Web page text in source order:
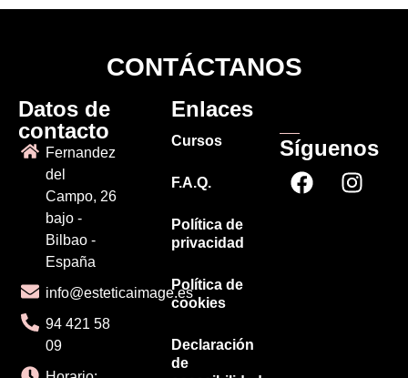
CONTÁCTANOS
Datos de
contacto
Fernandez
del
Campo, 26
bajo -
Bilbao -
España
info@esteticaimage.es
94 421 58
09
Enlaces
Cursos
F.A.Q.
Política de
privacidad
Política de
cookies
Declaración
de
Síguenos